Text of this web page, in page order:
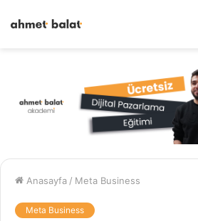
Anasayfa / Meta Business
Meta Business